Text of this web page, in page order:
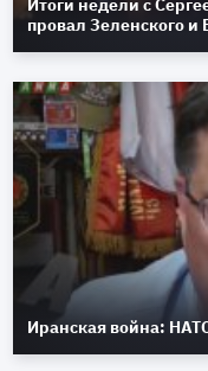
Итоги недели с
провал Зеленского и
Иранская война: